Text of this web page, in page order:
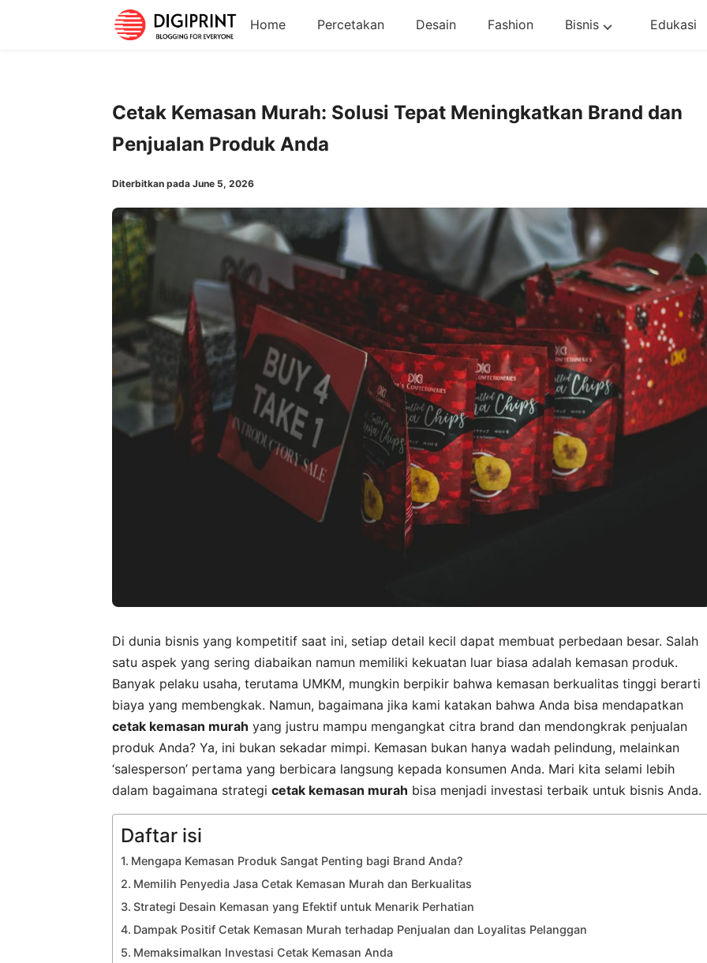
Home Percetakan Desain Fashion Bisnis Edukasi
Cetak Kemasan Murah: Solusi Tepat Meningkatkan Brand dan
Penjualan Produk Anda
Diterbitkan pada June 5, 2026
Di dunia bisnis yang kompetitif saat ini, setiap detail kecil dapat membuat perbedaan besar. Salah
satu aspek yang sering diabaikan namun memiliki kekuatan luar biasa adalah kemasan produk.
Banyak pelaku usaha, terutama UMKM, mungkin berpikir bahwa kemasan berkualitas tinggi berarti
biaya yang membengkak. Namun, bagaimana jika kami katakan bahwa Anda bisa mendapatkan
cetak kemasan murah yang justru mampu mengangkat citra brand dan mendongkrak penjualan
produk Anda? Ya, ini bukan sekadar mimpi. Kemasan bukan hanya wadah pelindung, melainkan
‘salesperson’ pertama yang berbicara langsung kepada konsumen Anda. Mari kita selami lebih
dalam bagaimana strategi cetak kemasan murah bisa menjadi investasi terbaik untuk bisnis Anda.
Daftar isi
Mengapa Kemasan Produk Sangat Penting bagi Brand Anda?
Memilih Penyedia Jasa Cetak Kemasan Murah dan Berkualitas
Strategi Desain Kemasan yang Efektif untuk Menarik Perhatian
Dampak Positif Cetak Kemasan Murah terhadap Penjualan dan Loyalitas Pelanggan
Memaksimalkan Investasi Cetak Kemasan Anda